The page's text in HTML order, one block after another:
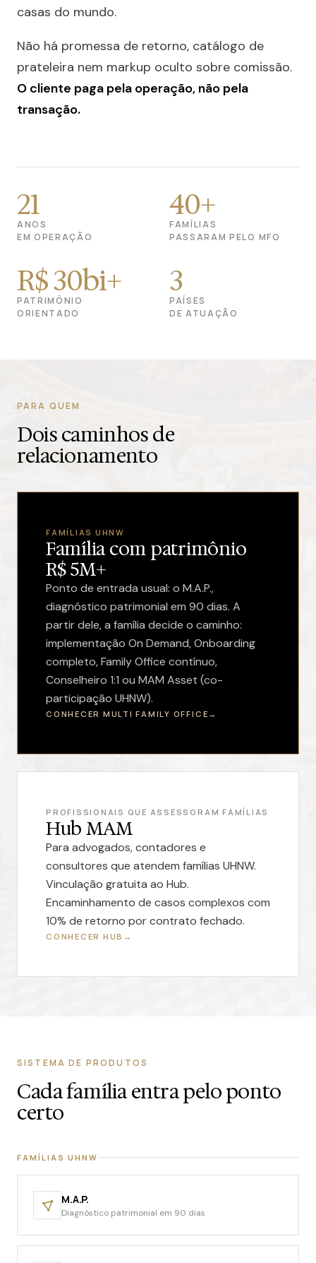
casas do mundo.
Não há promessa de retorno, catálogo de
prateleira nem markup oculto sobre comissão.
O cliente paga pela operação, não pela
transação.
21
ANOS
EM OPERAÇÃO
40+
FAMÍLIAS
PASSARAM PELO MFO
R$ 30bi+
PATRIMÔNIO
ORIENTADO
3
PAÍSES
DE ATUAÇÃO
PARA QUEM
Dois caminhos de
relacionamento
FAMÍLIAS UHNW
Família com patrimônio
R$ 5M+
Ponto de entrada usual: o M.A.P.,
diagnóstico patrimonial em 90 dias. A
partir dele, a família decide o caminho:
implementação On Demand, Onboarding
completo, Family Office contínuo,
Conselheiro 1:1 ou MAM Asset (co-
participação UHNW).
CONHECER MULTI FAMILY OFFICE
PROFISSIONAIS QUE ASSESSORAM FAMÍLIAS
Hub MAM
Para advogados, contadores e
consultores que atendem famílias UHNW.
Vinculação gratuita ao Hub.
Encaminhamento de casos complexos com
10% de retorno por contrato fechado.
CONHECER HUB
SISTEMA DE PRODUTOS
Cada família entra pelo ponto
certo
FAMÍLIAS UHNW
M.A.P.
Diagnóstico patrimonial em 90 dias